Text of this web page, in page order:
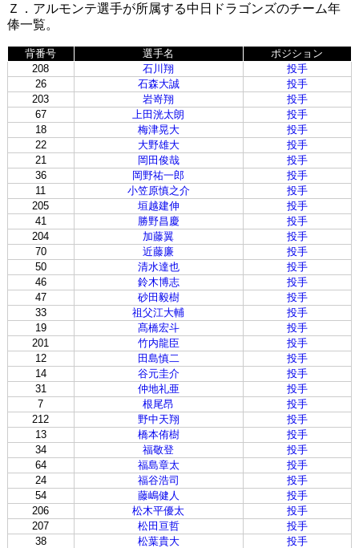
Ｚ．アルモンテ選手が所属する中日ドラゴンズのチーム年
俸一覧。
背番号 選手名
ポジション
208
石川翔
投手
26
石森大誠
投手
203
岩嵜翔
投手
67
上田洸太朗
投手
18
梅津晃大
投手
22
大野雄大
投手
21
岡田俊哉
投手
36
岡野祐一郎
投手
11
小笠原慎之介
投手
205
垣越建伸
投手
41
勝野昌慶
投手
204
加藤翼
投手
70
近藤廉
投手
50
清水達也
投手
46
鈴木博志
投手
47
砂田毅樹
投手
33
祖父江大輔
投手
19
髙橋宏斗
投手
201
竹内龍臣
投手
12
田島慎二
投手
14
谷元圭介
投手
31
仲地礼亜
投手
7
根尾昂
投手
212
野中天翔
投手
13
橋本侑樹
投手
34
福敬登
投手
64
福島章太
投手
24
福谷浩司
投手
54
藤嶋健人
投手
206
松木平優太
投手
207
松田亘哲
投手
38
松葉貴大
投手